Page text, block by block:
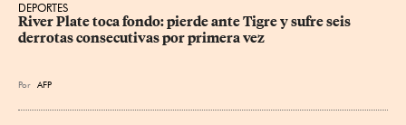
DEPORTES
River Plate toca fondo: pierde ante Tigre y sufre seis
derrotas consecutivas por primera vez
Por AFP